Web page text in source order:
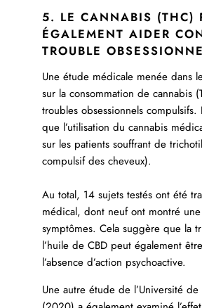
5. LE CANNABIS (THC)
ÉGALEMENT AIDER
TROUBLE
Une étude médicale menée dans
sur la consommation de cannabis
troubles obsessionnels
que l’utilisation du cannabis
sur les patients souffrant de
compulsif des cheveux).
Au total, 14 sujets testés ont été
médical, dont neuf ont montré
symptômes. Cela suggère que la
l’huile de CBD peut également
l’absence d’action psychoactive.
Une autre étude de l’Université de